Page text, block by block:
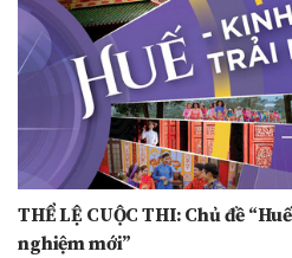
THỂ LỆ CUỘC THI: Chủ đề
nghiệm mới”